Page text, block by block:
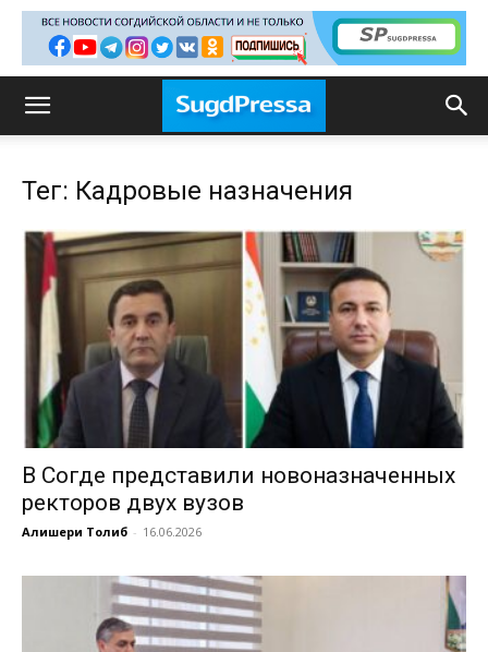
Тег: Кадровые назначения
В Согде представили новоназначенных
ректоров двух вузов
Алишери Толиб - 16.06.2026